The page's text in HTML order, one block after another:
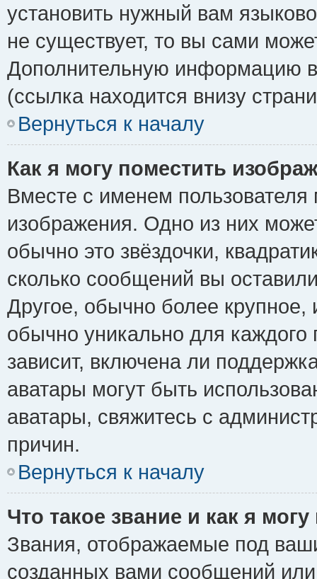
установить нужный вам
не существует, то вы сами
Дополнительную информацию
(ссылка находится внизу
Вернуться к началу
Как я могу поместить
Вместе с именем пользователя
изображения. Одно из них
обычно это звёздочки,
сколько сообщений вы
Другое, обычно более крупное,
обычно уникально для каждого
зависит, включена ли
аватары могут быть
аватары, свяжитесь с
причин.
Вернуться к началу
Что такое звание и как я
Звания, отображаемые под
созданных вами сообщений